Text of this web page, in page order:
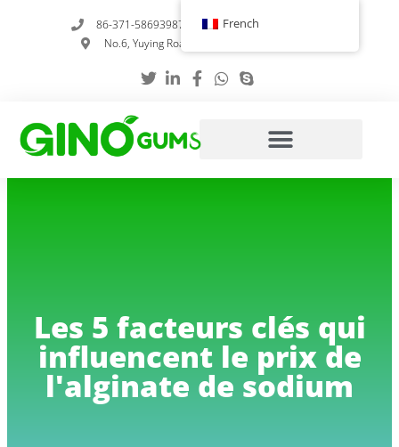
86-371-58693987
info@gumstabilizer.com
No.6, Yuying Road, Zhengzhou, Henan, Chine
Les 5 facteurs clés qui
influencent le prix de
l'alginate de sodium
French